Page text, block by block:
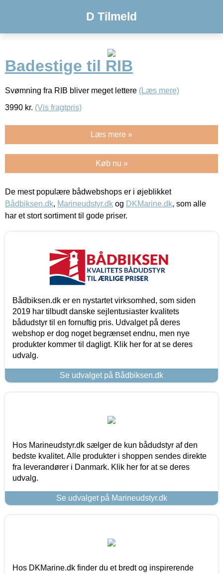
D Tilmeld
Badestige til RIB
Svømning fra RIB bliver meget lettere (Læs mere)
3990 kr. (Vis fragtpris)
Læs mere »
Køb nu »
De mest populære bådwebshops er i øjeblikket
Bådbiksen.dk, Marineudstyr.dk og DKMarine.dk, som alle
har et stort sortiment til gode priser.
Bådbiksen.dk er en nystartet virksomhed, som siden
2019 har tilbudt danske sejlentusiaster kvalitets
bådudstyr til en fornuftig pris. Udvalget på deres
webshop er dog noget begrænset endnu, men nye
produkter kommer til dagligt. Klik her for at se deres
udvalg.
Se udvalget på Bådbiksen.dk
Hos Marineudstyr.dk sælger de kun bådudstyr af den
bedste kvalitet. Alle produkter i shoppen sendes direkte
fra leverandører i Danmark. Klik her for at se deres
udvalg.
Se udvalget på Marineudstyr.dk
Hos DKMarine.dk finder du et bredt og inspirerende